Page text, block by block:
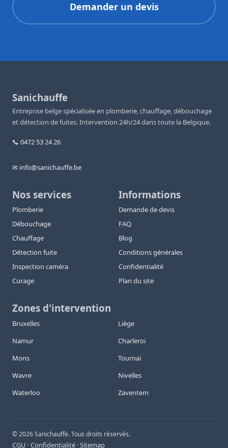
Demander un devis
Sanichauffe
Entreprise belge spécialisée en plomberie, chauffage, débouchage
et détection de fuites. Intervention 24h/24 dans toute la Belgique.
📞 0472 53 24 26
✉ info@sanichauffe.be
Nos services
Plomberie
Débouchage
Chauffage
Détection fuite
Inspection caméra
Curage
Informations
Demande de devis
FAQ
Blog
Conditions générales
Confidentialité
Plan du site
Zones d'intervention
Bruxelles
Liège
Namur
Charleroi
Mons
Tournai
Wavre
Nivelles
Waterloo
Zaventem
©2026Sanichauffe. Tous droits réservés.
CGU ·Confidentialité ·Sitemap